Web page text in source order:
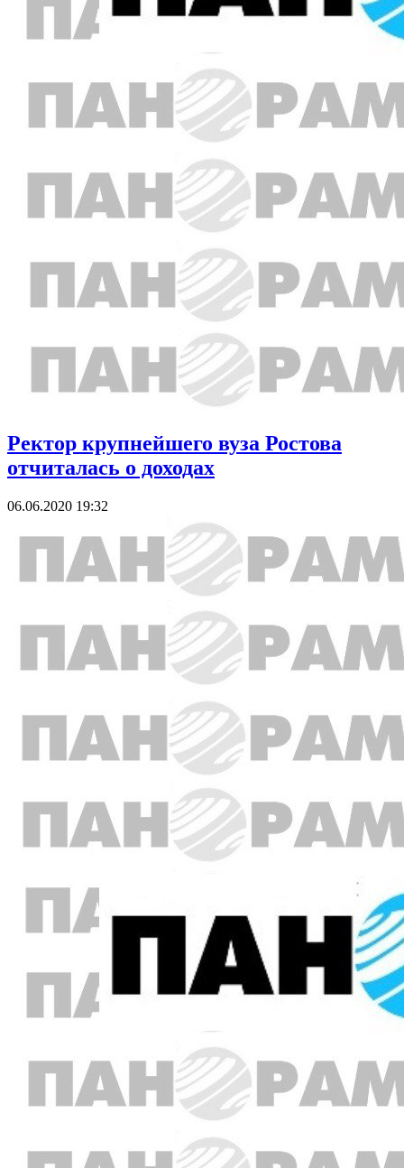
Ректор крупнейшего вуза Ростова
отчиталась о доходах
06.06.2020 19:32